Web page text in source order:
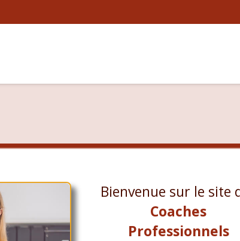
Bienvenue sur le site
Coaches
Professionnels